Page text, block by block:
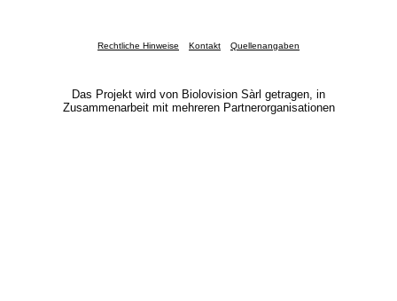
Rechtliche Hinweise Kontakt Quellenangaben
Das Projekt wird von Biolovision Sàrl getragen, in
Zusammenarbeit mit mehreren Partnerorganisationen